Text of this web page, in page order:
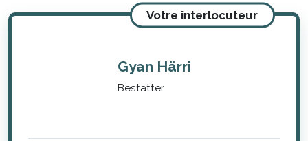
Votre interlocuteur
Gyan Härri
Bestatter